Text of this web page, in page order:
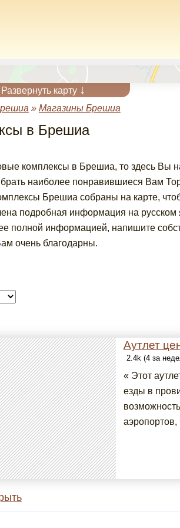
Развернуть карту ↓
» Магазины Брешиа
в Брешиа
комплексы в Брешиа, то здесь Вы
наиболее понравившиеся Вам
Брешиа собраны на карте,
подробная информация на
полной информацией, напишите
очень благодарны.
Аутлет
2.4k (4 за
« Этот
езды в
аэропортов,